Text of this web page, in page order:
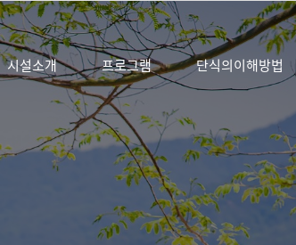
시설소개 프로그램 단식의이해방법